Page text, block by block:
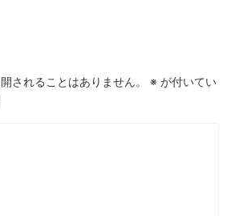
されることはありません。 ※ が付いてい